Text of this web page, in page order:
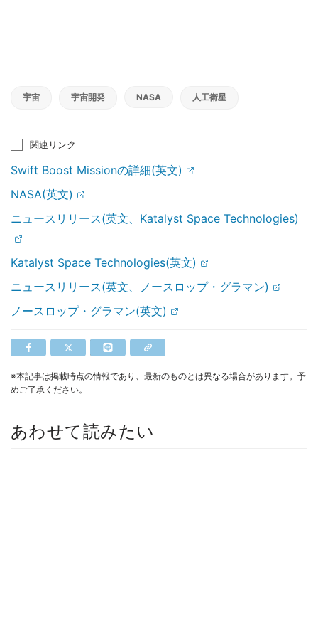
宇宙 宇宙開発 NASA 人工衛星
関連リンク
Swift Boost Missionの詳細(英文)
NASA(英文)
ニュースリリース(英文、Katalyst Space Technologies)
Katalyst Space Technologies(英文)
ニュースリリース(英文、ノースロップ・グラマン)
ノースロップ・グラマン(英文)
※本記事は掲載時点の情報であり、最新のものとは異なる場合があります。予
めご了承ください。
あわせて読みたい